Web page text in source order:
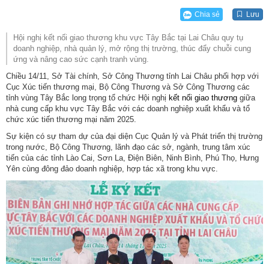
Chia sẻ Lưu
Hội nghị kết nối giao thương khu vực Tây Bắc tại Lai Châu quy tụ
doanh nghiệp, nhà quản lý, mở rộng thị trường, thúc đẩy chuỗi cung
ứng và nâng cao sức cạnh tranh vùng.
Chiều 14/11, Sở Tài chính, Sở Công Thương tỉnh Lai Châu phối hợp với
Cục Xúc tiến thương mại, Bộ Công Thương và Sở Công Thương các
tỉnh vùng Tây Bắc long trọng tổ chức Hội nghị kết nối giao thương giữa
nhà cung cấp khu vực Tây Bắc với các doanh nghiệp xuất khẩu và tổ
chức xúc tiến thương mại năm 2025.
Sự kiện có sự tham dự của đại diện Cục Quản lý và Phát triển thị trường
trong nước, Bộ Công Thương, lãnh đạo các sở, ngành, trung tâm xúc
tiến của các tỉnh Lào Cai, Sơn La, Điện Biên, Ninh Bình, Phú Thọ, Hưng
Yên cùng đông đảo doanh nghiệp, hợp tác xã trong khu vực.